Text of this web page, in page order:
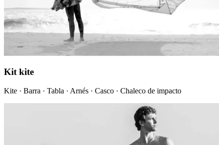
Kit kite
Kite · Barra · Tabla · Arnés · Casco · Chaleco de impacto